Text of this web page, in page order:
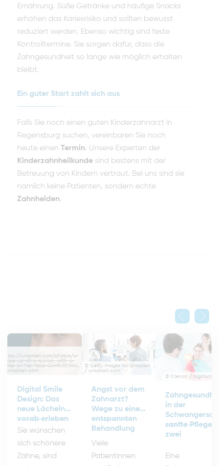
Ernährung. Süße Getränke und häufige Snacks
erhöhen das Kariesrisiko und sollten bewusst
reduziert werden. Ebenso wichtig sind feste
Kontrolltermine. Sie sorgen dafür, dass die
Zahngesundheit so lange wie möglich erhalten
bleibt.
Ein guter Start zahlt sich aus
Falls Sie noch einen guten Kinderzahnarzt in
Regensburg suchen, vereinbaren Sie noch
heute einen Termin. Unsere Experten der
Kinderzahnheilkunde sind bestens mit der
Betreuung von Kindern vertraut. Bei uns sind sie
nämlich keine Patienten, sondern echte
Zahnhelden.
https://unsplash.com/photos/a-
close-up-of-a-woman-with-a-
smile-on-her-face-4lxmfcXKWc4
/ unsplash.com
Digital Smile
Design: Das
neue Lächeln
vorab erleben
Sie wünschen
sich schönere
Zähne, sind
© Getty Images for Unsplash
/ unsplash.com
Angst vor dem
Zahnarzt?
Wege zu einer
entspannten
Behandlung
Viele
Patientinnen
© Kzenon /
in der
sanfte Pflege
zwei
Eine